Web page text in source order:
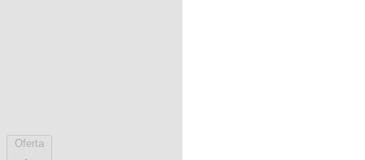
Oferta